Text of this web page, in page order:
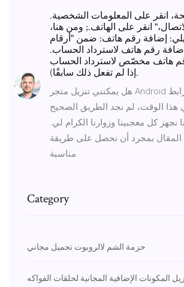
انقر على المعلومات الشخصية.
انقر على الهاتف.; ومن هنا،
إضافة رقم هاتف: ضمن "أرقام
رقم هاتف لاسترداد الحساب.
هاتف مخصّص لاسترداد الحساب
إذا لم تفعل ذلك سابقًا).
هل يمكنني تنزيل متجر Android للكمبيوتر برابط
الوقت، لم نجد الطريق الصحيح
نجهز كل معجبينا وزوارنا الكرام لي.
بمجرد أن نحصل على طريقة
مناسبة.
Category
حزمة الشم لالروبوت تحميل مجاني
المكونات الإضافية المجانية لحلقات الفواكه